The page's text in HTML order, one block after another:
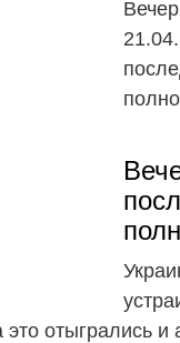
отыгрались и